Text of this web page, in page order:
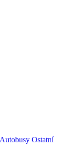
Autobusy Ostatní